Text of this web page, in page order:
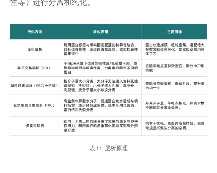
性等）进行分离和纯化。
表3：层析原理